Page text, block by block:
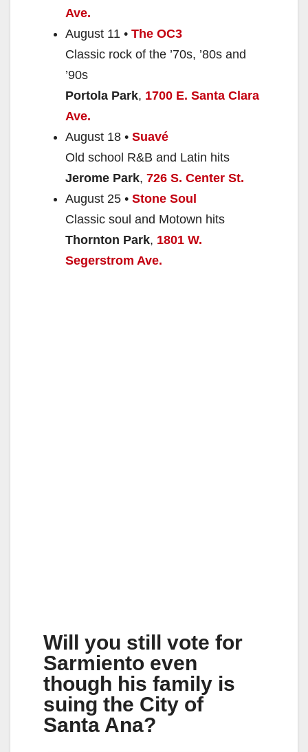
Ave.
August 11 • The OC3
Classic rock of the ’70s, ’80s and
’90s
Portola Park, 1700 E. Santa Clara
Ave.
August 18 • Suavé
Old school R&B and Latin hits
Jerome Park, 726 S. Center St.
August 25 • Stone Soul
Classic soul and Motown hits
Thornton Park, 1801 W.
Segerstrom Ave.
Will you still vote for
Sarmiento even
though his family is
suing the City of
Santa Ana?